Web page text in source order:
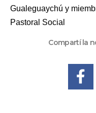
Gualeguaychú y
Pastoral Social
Compartí la